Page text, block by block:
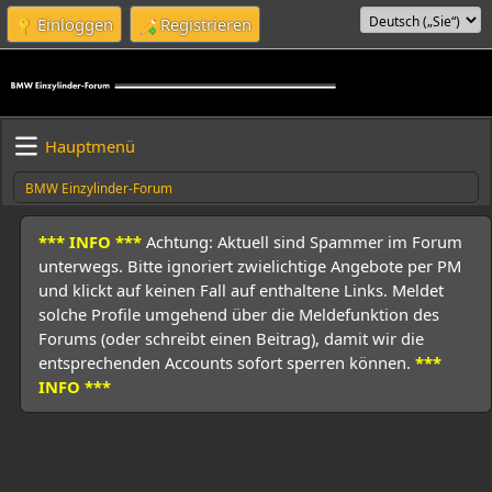
Einloggen Registrieren
Hauptmenü
BMW Einzylinder-Forum
*** INFO *** Achtung: Aktuell sind Spammer im Forum
unterwegs. Bitte ignoriert zwielichtige Angebote per PM
und klickt auf keinen Fall auf enthaltene Links. Meldet
solche Profile umgehend über die Meldefunktion des
Forums (oder schreibt einen Beitrag), damit wir die
entsprechenden Accounts sofort sperren können. ***
INFO ***